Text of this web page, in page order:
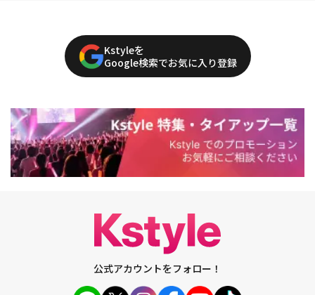
Kstyleを
Google検索でお気に入り登録
公式アカウントをフォロー！